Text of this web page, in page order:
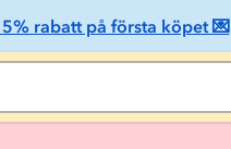
rabatt på första köpet 💌